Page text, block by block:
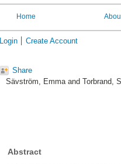
Home
Login Create Account
Share
Sävström, Emmaand Torbrand,
Abstract